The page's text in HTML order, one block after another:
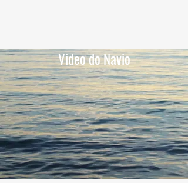
Video do Navio